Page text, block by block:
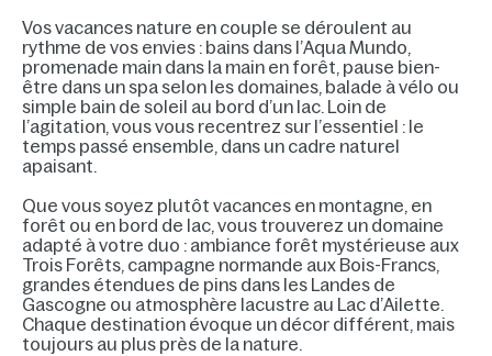
Vos vacances nature en couple se déroulent au
rythme de vos envies : bains dans l’Aqua Mundo,
promenade main dans la main en forêt, pause bien-
être dans un spa selon les domaines, balade à vélo ou
simple bain de soleil au bord d’un lac. Loin de
l’agitation, vous vous recentrez sur l’essentiel : le
temps passé ensemble, dans un cadre naturel
apaisant.
Que vous soyez plutôt vacances en montagne, en
forêt ou en bord de lac, vous trouverez un domaine
adapté à votre duo : ambiance forêt mystérieuse aux
Trois Forêts, campagne normande aux Bois-Francs,
grandes étendues de pins dans les Landes de
Gascogne ou atmosphère lacustre au Lac d’Ailette.
Chaque destination évoque un décor différent, mais
toujours au plus près de la nature.